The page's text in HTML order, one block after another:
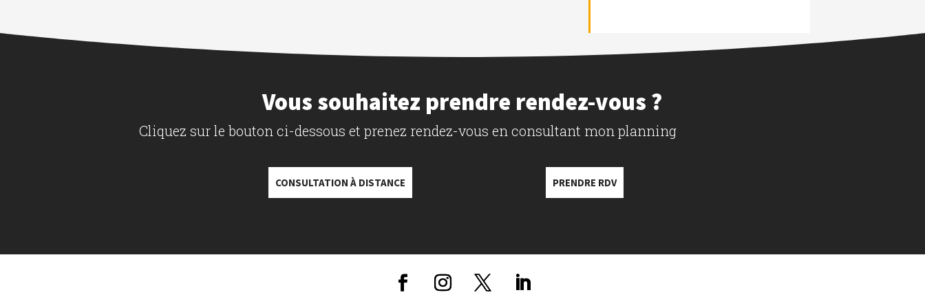
Vous souhaitez prendre rendez-vous ?
Cliquez sur le bouton ci-dessous et prenez rendez-vous en consultant mon planning
CONSULTATION À DISTANCE PRENDRE RDV